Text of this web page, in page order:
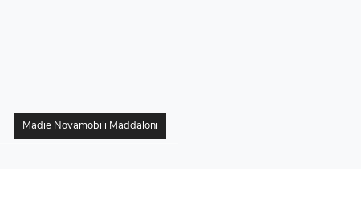
Madie Novamobili Maddaloni